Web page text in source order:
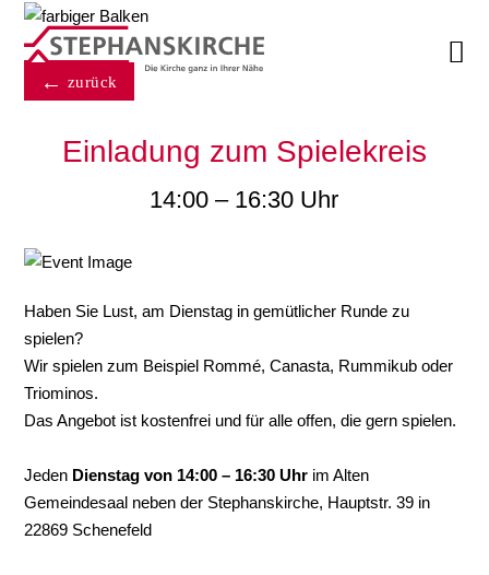

zurück
Einladung zum Spielekreis
14:00 – 16:30 Uhr
Haben Sie Lust, am Dienstag in gemütlicher Runde zu
spielen?
Wir spielen zum Beispiel Rommé, Canasta, Rummikub oder
Triominos.
Das Angebot ist kostenfrei und für alle offen, die gern spielen.
Jeden Dienstag von 14:00 – 16:30 Uhr im Alten
Gemeindesaal neben der Stephanskirche, Hauptstr. 39 in
22869 Schenefeld